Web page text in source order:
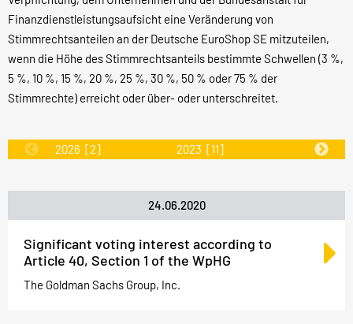
Finanzdienstleistungsaufsicht eine Veränderung von
Stimmrechtsanteilen an der Deutsche EuroShop SE mitzuteilen,
wenn die Höhe des Stimmrechtsanteils bestimmte Schwellen (3 %,
5 %, 10 %, 15 %, 20 %, 25 %, 30 %, 50 % oder 75 % der
Stimmrechte) erreicht oder über- oder unterschreitet.
2026 [2] 2023 [11] 2022[31]
24.06.2020
Significant voting interest according to
Article 40, Section 1 of the WpHG
The Goldman Sachs Group, Inc.